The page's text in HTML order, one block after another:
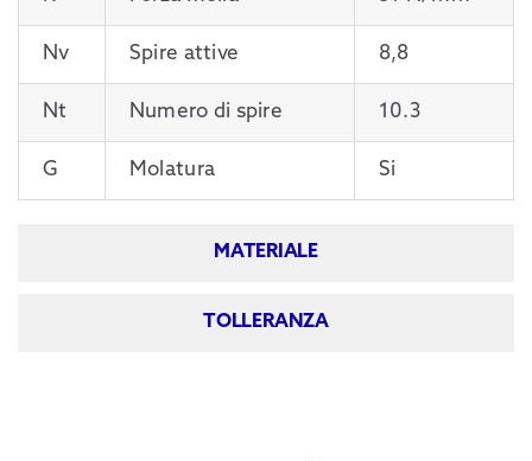
Nv Spire attive 8,8
Nt Numero di spire 10.3
G Molatura Si
MATERIALE
TOLLERANZA